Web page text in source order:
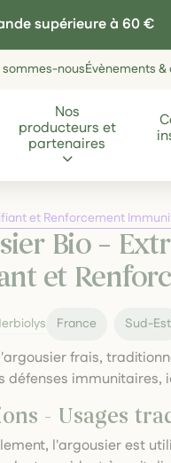
supérieure à 60 €
sommes-nousÉvènements &
Nos
producteurs et
partenaires
et Renforcement
Bio –
et
France Sud-Est
frais,
défenses
- Usages
l'argousier est